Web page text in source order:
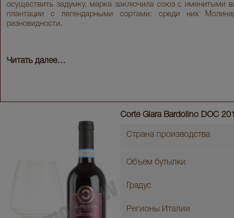
осуществить задумку, марка заключила союз с именитыми
плантации с легендарными сортами: среди них
разновидности.
Читать далее…
Corte Giara Bardolino DOC
Страна производства
Объем бутылки
Градус
Регионы Италии